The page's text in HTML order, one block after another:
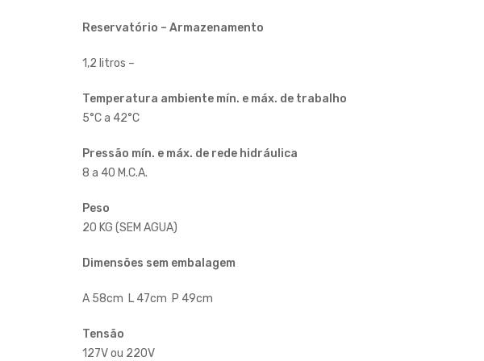
Reservatório – Armazenamento
1,2 litros –
Temperatura ambiente mín. e máx. de trabalho
5°C a 42°C
Pressão mín. e máx. de rede hidráulica
8 a 40 M.C.A.
Peso
20 KG (SEM AGUA)
Dimensões sem embalagem
A 58cm L 47cm P 49cm
Tensão
127V ou 220V